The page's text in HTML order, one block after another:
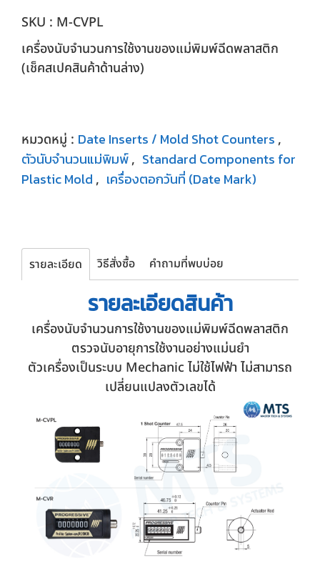
SKU : M-CVPL
เครื่องนับจำนวนการใช้งานของแม่พิมพ์ฉีดพลาสติก
(เช็คสเปคสินค้าด้านล่าง)
หมวดหมู่ : Date Inserts / Mold Shot Counters,
ตัวนับจำนวนแม่พิมพ์, Standard Components for
Plastic Mold, เครื่องตอกวันที่ (Date Mark)
รายละเอียด วิธีสั่งซื้อ คำถามที่พบบ่อย
รายละเอียดสินค้า
เครื่องนับจำนวนการใช้งานของแม่พิมพ์ฉีดพลาสติก
ตรวจนับอายุการใช้งานอย่างแม่นยำ
ตัวเครื่องเป็นระบบ Mechanic ไม่ใช้ไฟฟ้า ไม่สามารถ
เปลี่ยนแปลงตัวเลขได้